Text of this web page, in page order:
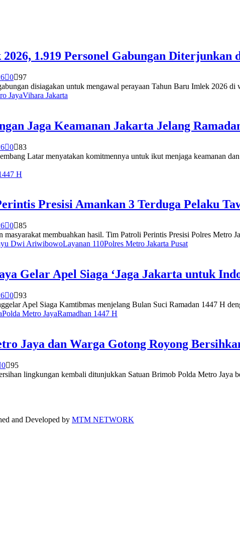
1.919 Personel Gabungan Diterjunkan
0 97
disiagakan untuk mengawal perayaan Tahun Baru Imlek 2026
JayaVihara Jakarta
Jaga Keamanan Jakarta Jelang
0 83
Latar menyatakan komitmennya untuk ikut menjaga keamanan
H
Presisi Amankan 3 Terduga Pelaku
0 85
membuahkan hasil. Tim Patroli Perintis Presisi Polres Metro
Dwi AriwibowoLayanan 110Polres Metro Jakarta Pusat
Gelar Apel Siaga ‘Jaga Jakarta untuk
0 93
Apel Siaga Kamtibmas menjelang Bulan Suci Ramadan 1447 H
Polda Metro JayaRamadhan 1447 H
Jaya dan Warga Gotong Royong
0 95
lingkungan kembali ditunjukkan Satuan Brimob Polda Metro Jaya
and Developed by MTM NETWORK